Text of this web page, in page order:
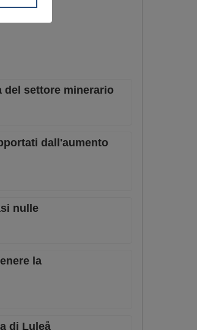
del settore minerario
dall'aumento
nulle
la
di Luleå